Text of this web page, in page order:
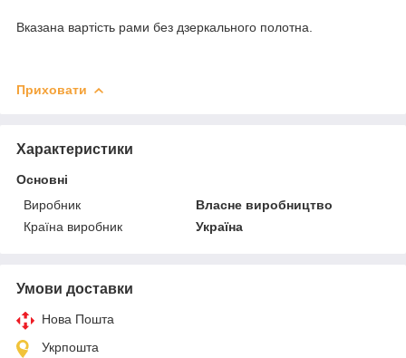
Вказана вартість рами без дзеркального полотна.
Приховати
Характеристики
Основні
Виробник
Власне виробництво
Країна виробник
Україна
Умови доставки
Нова Пошта
Укрпошта